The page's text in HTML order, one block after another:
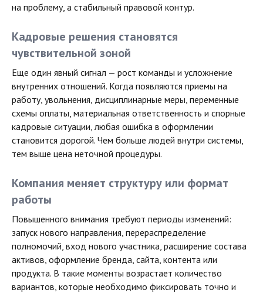
на проблему, а стабильный правовой контур.
Кадровые решения становятся
чувствительной зоной
Еще один явный сигнал — рост команды и усложнение
внутренних отношений. Когда появляются приемы на
работу, увольнения, дисциплинарные меры, переменные
схемы оплаты, материальная ответственность и спорные
кадровые ситуации, любая ошибка в оформлении
становится дорогой. Чем больше людей внутри системы,
тем выше цена неточной процедуры.
Компания меняет структуру или формат
работы
Повышенного внимания требуют периоды изменений:
запуск нового направления, перераспределение
полномочий, вход нового участника, расширение состава
активов, оформление бренда, сайта, контента или
продукта. В такие моменты возрастает количество
вариантов, которые необходимо фиксировать точно и